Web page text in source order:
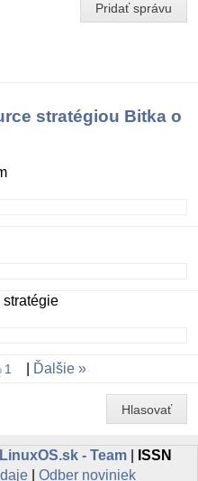
Pridať správu
stratégiou Bitka o
stratégie
1 Ďalšie
Hlasovať
LinuxOS.sk - Team|
ISSN
| Odber noviniek